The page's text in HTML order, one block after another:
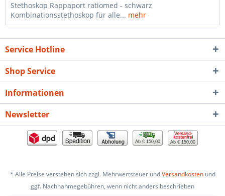
Stethoskop Rappaport ratiomed - schwarz
Kombinationsstethoskop für alle... mehr
Service Hotline
Shop Service
Informationen
Newsletter
Ab € 150,00 Ab € 150,00
* Alle Preise verstehen sich zzgl. Mehrwertsteuer undVersandkostenund
ggf. Nachnahmegebühren, wenn nicht anders beschrieben